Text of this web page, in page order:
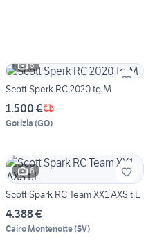
6
Scott Sperk RC 2020 tg.M
1.500 €
Gorizia (GO)
6
Scott Spark RC Team XX1 AXS t.L
4.388 €
Cairo Montenotte(SV)